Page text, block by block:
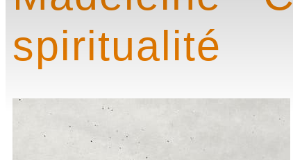
spiritualité